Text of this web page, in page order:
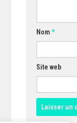
Nom *
Site web